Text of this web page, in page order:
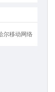
尔移动网络